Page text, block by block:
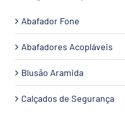
Abafador Fone
Abafadores Acopláveis
Blusão Aramida
Calçados de Segurança